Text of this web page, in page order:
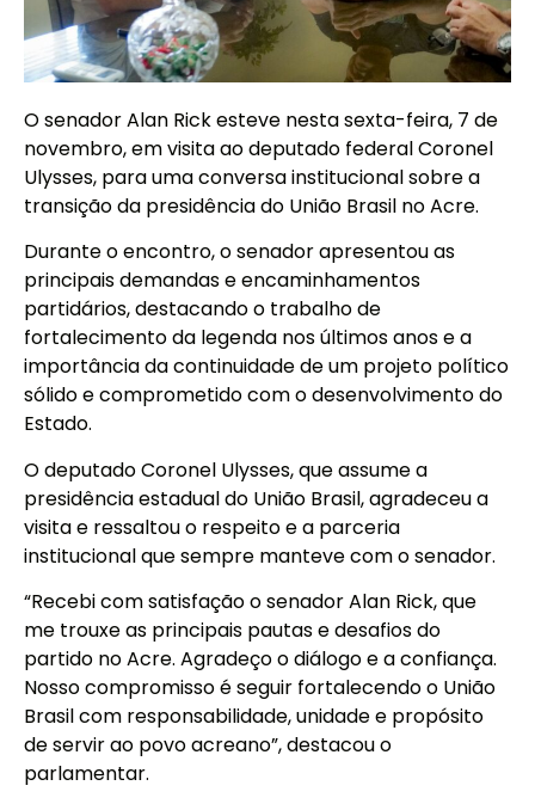
O senador Alan Rick esteve nesta sexta-feira, 7 de
novembro, em visita ao deputado federal Coronel
Ulysses, para uma conversa institucional sobre a
transição da presidência do União Brasil no Acre.
Durante o encontro, o senador apresentou as
principais demandas e encaminhamentos
partidários, destacando o trabalho de
fortalecimento da legenda nos últimos anos e a
importância da continuidade de um projeto político
sólido e comprometido com o desenvolvimento do
Estado.
O deputado Coronel Ulysses, que assume a
presidência estadual do União Brasil, agradeceu a
visita e ressaltou o respeito e a parceria
institucional que sempre manteve com o senador.
“Recebi com satisfação o senador Alan Rick, que
me trouxe as principais pautas e desafios do
partido no Acre. Agradeço o diálogo e a confiança.
Nosso compromisso é seguir fortalecendo o União
Brasil com responsabilidade, unidade e propósito
de servir ao povo acreano”, destacou o
parlamentar.